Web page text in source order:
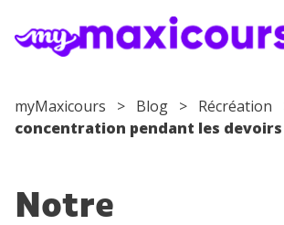
S'ABONNER
myMaxicours > Blog > Récréation
concentration pendant les devoirs
Notre